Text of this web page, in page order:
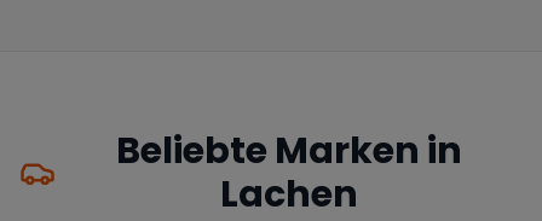
Beliebte Marken in
Lachen